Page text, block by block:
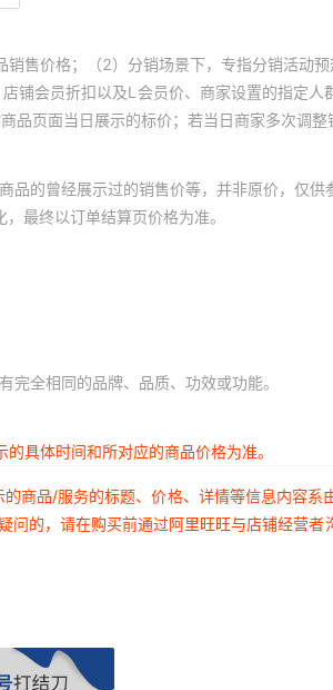
售价格；（2）分销场景下，专指分销活动
会员折扣以及L会员价、商家设置的指定
页面当日展示的标价；若当日商家多次调整
的曾经展示过的销售价等，并非原价，仅供
最终以订单结算页价格为准。
全相同的品牌、品质、功效或功能。
具体时间和所对应的商品价格为准。
商品/服务的标题、价格、详情等信息内容
的，请在购买前通过阿里旺旺与店铺经营